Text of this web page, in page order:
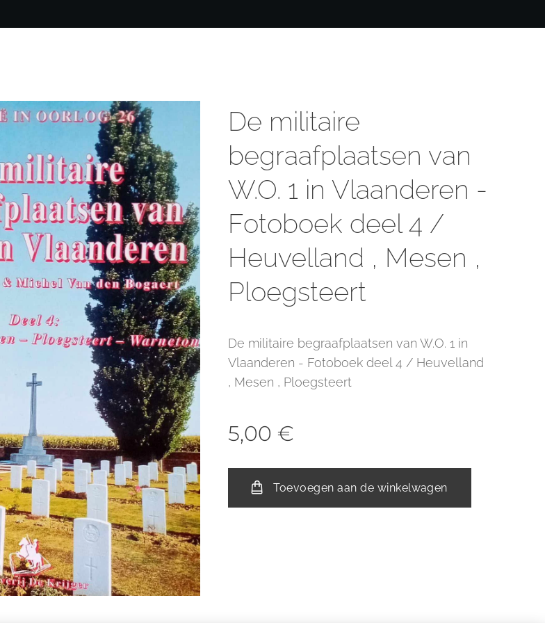
De militaire
begraafplaatsen van
W.O. 1 in Vlaanderen -
Fotoboek deel 4 /
Heuvelland , Mesen ,
Ploegsteert
De militaire begraafplaatsen van W.O. 1 in
Vlaanderen - Fotoboek deel 4 / Heuvelland
, Mesen , Ploegsteert
5,00 €
Toevoegen aan de winkelwagen